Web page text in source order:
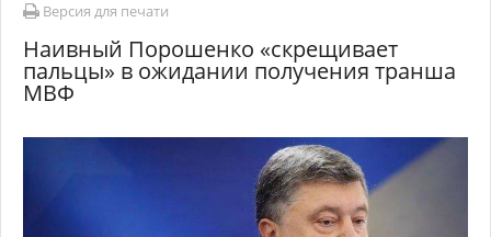
Версия для печати
Наивный Порошенко «скрещивает
пальцы» в ожидании получения транша
МВФ